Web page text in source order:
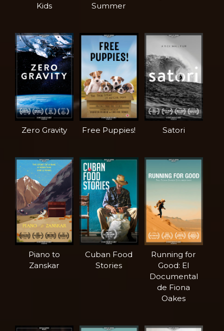
Kids
Summer
Zero Gravity Free Puppies! Satori
Piano to
Zanskar
Cuban Food
Stories
Running for
Good: El
Documental
de Fiona
Oakes